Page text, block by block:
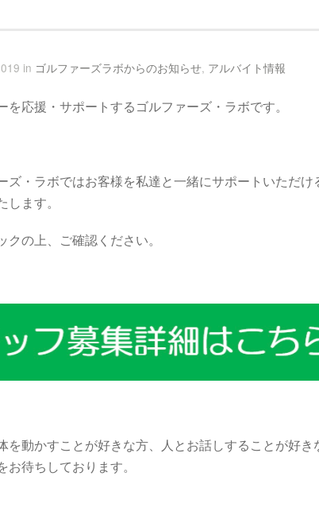
in ゴルファーズラボからのお知らせ, アルバイト情報
を応援・サポートするゴルファーズ・ラボです。
ズ・ラボではお客様を私達と一緒にサポートいただけ
ます。
の上、ご確認ください。
を動かすことが好きな方、人とお話しすることが好き
待ちしております。